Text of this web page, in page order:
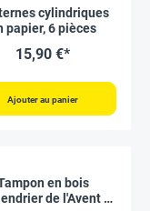
cylindriques
papier, 6 pièces
15,90 €*
Ajouter au panier
en bois
de l'Avent »,